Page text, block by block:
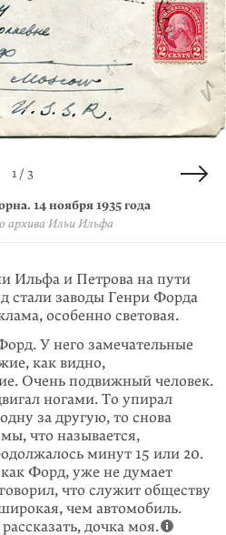
1 / 3
14 ноября 1935 года
архива Ильи Ильфа
2 / 3
14 ноября 1935 года
архива Ильи Ильфа
3 / 3
14 ноября 1935 года
архива Ильи Ильфа
Ильфа и Петрова на пути
стали заводы Генри Форда
особенно световая.
У него замечательные
как видно,
Очень по­движ­ный человек.
ногами. То упирал
за другую, то снова
что называется,
минут 15 или 20.
Форд, уже не думает
что служит обществу
чем автомобиль.
дочка моя.